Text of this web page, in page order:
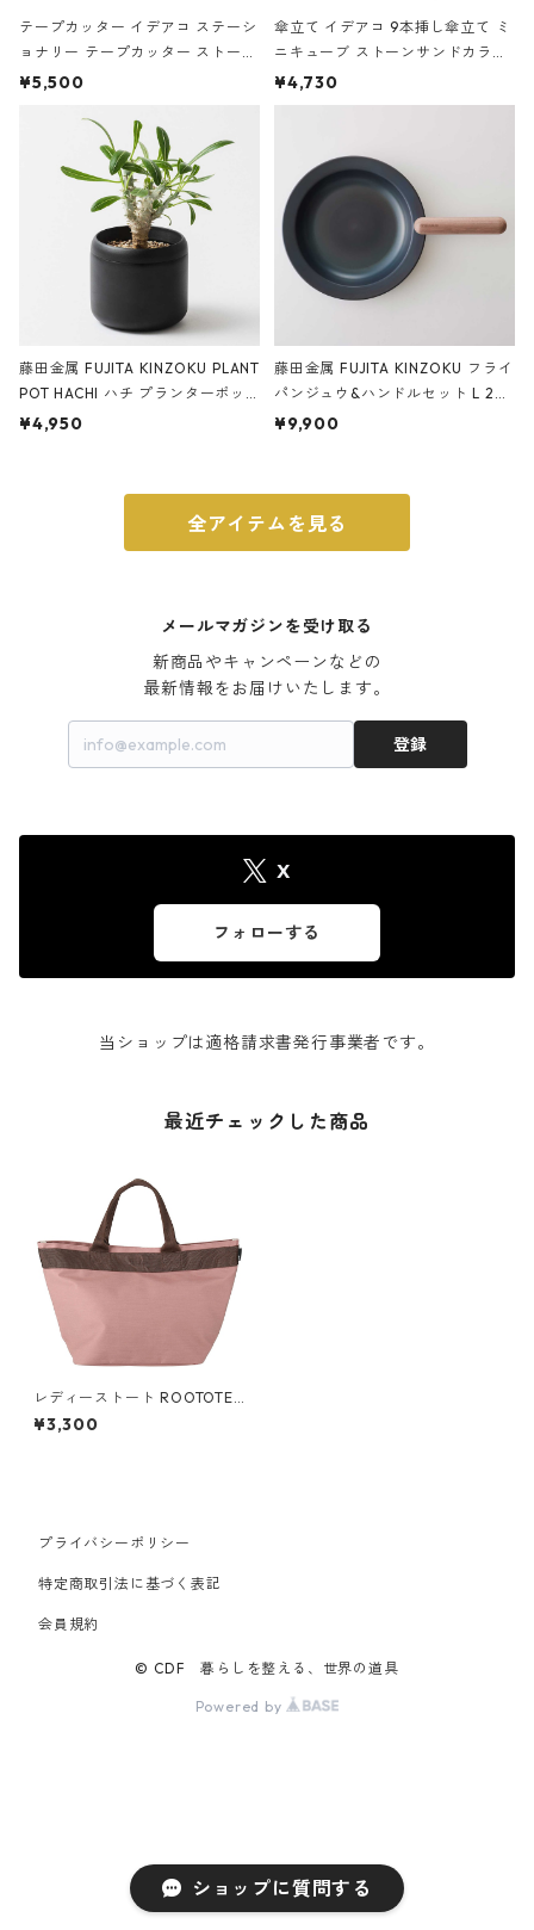
ショップに質問する
テープカッター イデアコ ステーシ
ョナリー テープカッター ストーン
サンドカラー 石調 ideaco Station
¥5,500
傘立て イデアコ 9本挿し傘立て ミ
ニキューブ ストーンサンドカラー
石調 ideaco Umbrella Stand CUB
E ストーンサンドブラック
¥4,730
藤田金属 FUJITA KINZOKU PLANT
POT HACHI ハチ プランターポッ
ト 3号 ブラック
¥4,950
藤田金属 FUJITA KINZOKU フライ
パンジュウ&ハンドルセット L 24c
m ガス火・IH対応 鉄フライパン
¥9,900
全アイテムを見る
メールマガジンを受け取る
新商品やキャンペーンなどの
最新情報をお届けいたします。
登録
X
フォローする
当ショップは適格請求書発行事業者です。
最近チェックした商品
レディーストート ROOTOTE
ルートート デリ.デイズ ピン
ク/ブラウン
¥3,300
プライバシーポリシー
特定商取引法に基づく表記
会員規約
© CDF 暮らしを整える、世界の道具
Powered by